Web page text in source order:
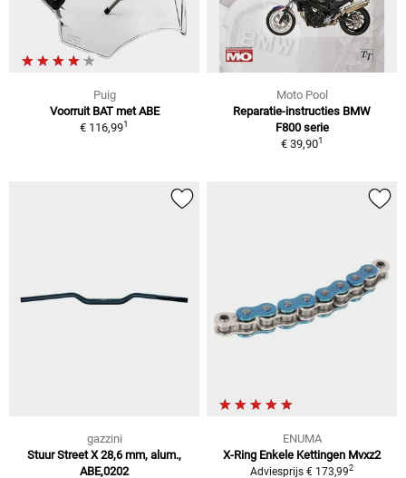
Puig
Voorruit BAT met ABE
€ 116,991
Moto Pool
Reparatie-instructies BMW
F800 serie
€ 39,901
gazzini
Stuur Street X 28,6 mm, alum.,
ABE,0202
ENUMA
X-Ring Enkele Kettingen Mvxz2
Adviesprijs € 173,992